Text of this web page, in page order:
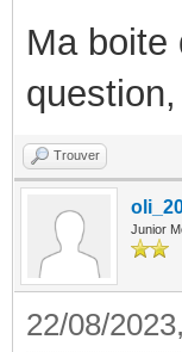
Ma boite
Trouver
Junior
22/08/